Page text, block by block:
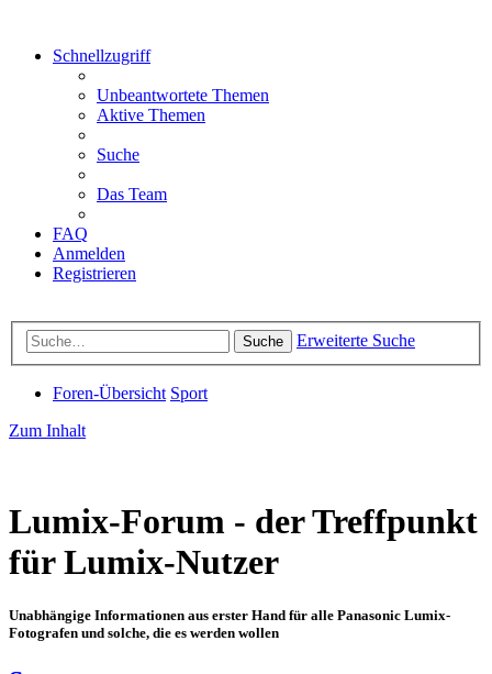
Schnellzugriff
Unbeantwortete Themen
Aktive Themen
Suche
Das Team
FAQ
Anmelden
Registrieren
Suche Erweiterte Suche
Foren-Übersicht Sport
Zum Inhalt
Lumix-Forum - der Treffpunkt
für Lumix-Nutzer
Unabhängige Informationen aus erster Hand für alle Panasonic Lumix-
Fotografen und solche, die es werden wollen